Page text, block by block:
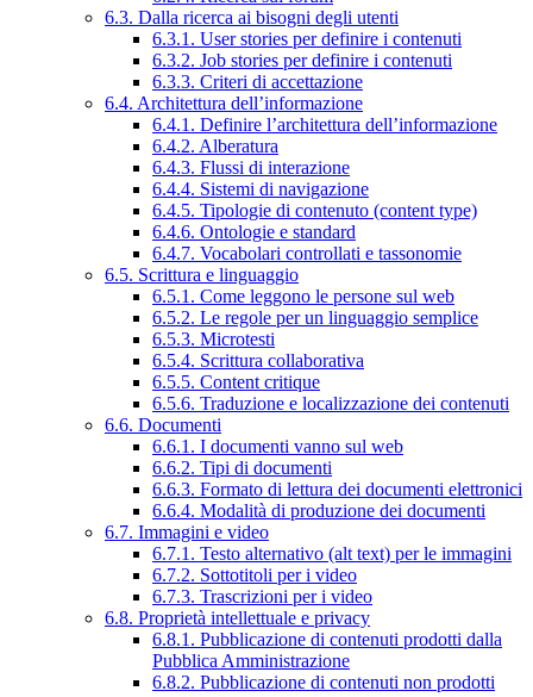
6.3. Dalla ricerca ai bisogni degli utenti
6.3.1. User stories per definire i contenuti
6.3.2. Job stories per definire i contenuti
6.3.3. Criteri di accettazione
6.4. Architettura dell’informazione
6.4.1. Definire l’architettura dell’informazione
6.4.2. Alberatura
6.4.3. Flussi di interazione
6.4.4. Sistemi di navigazione
6.4.5. Tipologie di contenuto (content type)
6.4.6. Ontologie e standard
6.4.7. Vocabolari controllati e tassonomie
6.5. Scrittura e linguaggio
6.5.1. Come leggono le persone sul web
6.5.2. Le regole per un linguaggio semplice
6.5.3. Microtesti
6.5.4. Scrittura collaborativa
6.5.5. Content critique
6.5.6. Traduzione e localizzazione dei contenuti
6.6. Documenti
6.6.1. I documenti vanno sul web
6.6.2. Tipi di documenti
6.6.3. Formato di lettura dei documenti elettronici
6.6.4. Modalità di produzione dei documenti
6.7. Immagini e video
6.7.1. Testo alternativo (alt text) per le immagini
6.7.2. Sottotitoli per i video
6.7.3. Trascrizioni per i video
6.8. Proprietà intellettuale e privacy
6.8.1. Pubblicazione di contenuti prodotti dalla
Pubblica Amministrazione
6.8.2. Pubblicazione di contenuti non prodotti